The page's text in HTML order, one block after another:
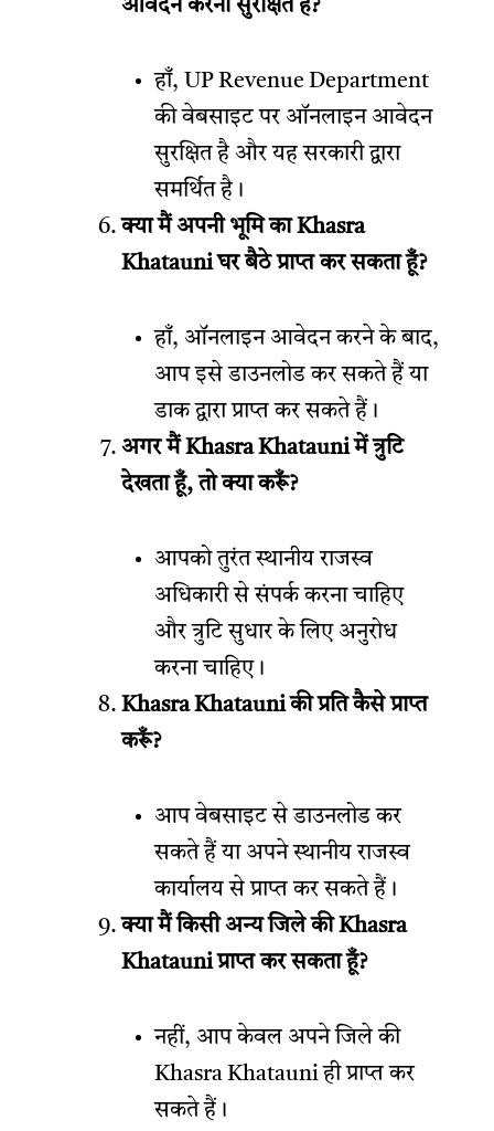
आवेदन करना सुरक्षित है?
हाँ, UP Revenue Department
की वेबसाइट पर ऑनलाइन आवेदन
सुरक्षित है और यह सरकारी द्वारा
समर्थित है।
क्या मैं अपनी भूमि का Khasra
Khatauni घर बैठे प्राप्त कर सकता हूँ?
हाँ, ऑनलाइन आवेदन करने के बाद,
आप इसे डाउनलोड कर सकते हैं या
डाक द्वारा प्राप्त कर सकते हैं।
अगर मैं Khasra Khatauni में त्रुटि
देखता हूँ, तो क्या करूँ?
आपको तुरंत स्थानीय राजस्व
अधिकारी से संपर्क करना चाहिए
और त्रुटि सुधार के लिए अनुरोध
करना चाहिए।
Khasra Khatauni की प्रति कैसे प्राप्त
करूँ?
आप वेबसाइट से डाउनलोड कर
सकते हैं या अपने स्थानीय राजस्व
कार्यालय से प्राप्त कर सकते हैं।
क्या मैं किसी अन्य जिले की Khasra
Khatauni प्राप्त कर सकता हूँ?
नहीं, आप केवल अपने जिले की
Khasra Khatauni ही प्राप्त कर
सकते हैं।